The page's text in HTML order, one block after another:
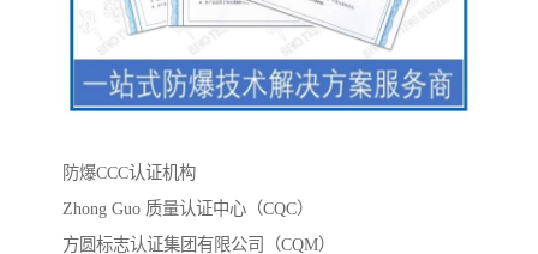
防爆CCC认证机构
Zhong Guo 质量认证中心（CQC）
方圆标志认证集团有限公司（CQM）